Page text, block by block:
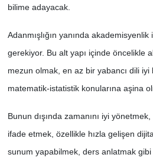
bilime adayacak.
Adanmışlığın yanında
gerekiyor. Bu alt yapı içinde öncelikle
mezun olmak, en az bir yabancı dili
matematik-istatistik konularına aşina
Bunun dışında zamanını iyi
ifade etmek, özellikle hızla gelişen
sunum yapabilmek, ders anlatmak